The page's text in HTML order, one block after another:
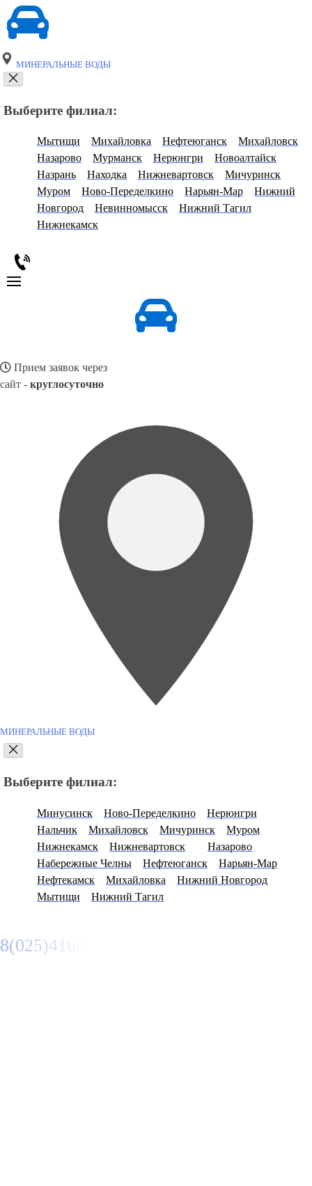
МИНЕРАЛЬНЫЕ ВОДЫ
Выберите филиал:
Мытищи Михайловка Нефтеюганск
Михайловск
Назарово
Мурманск Нерюнгри
Новоалтайск
Назрань
Находка Нижневартовск
Мичуринск
Муром
Ново-Переделкино Нарьян-Мар
Нижний
Новгород
Невинномысск
Нижний Тагил
Нижнекамск
Прием заявок через
сайт - круглосуточно
МИНЕРАЛЬНЫЕ ВОДЫ
Выберите филиал:
Минусинск Ново-Переделкино
Нерюнгри
Нальчик
Михайловск Мичуринск
Муром
Нижнекамск
Нижневартовск
Назарово
Набережные Челны
Нефтеюганск
Нарьян-Мар
Нефтекамск
Михайловка
Нижний Новгород
Мытищи
Нижний Тагил
8(025)4160950